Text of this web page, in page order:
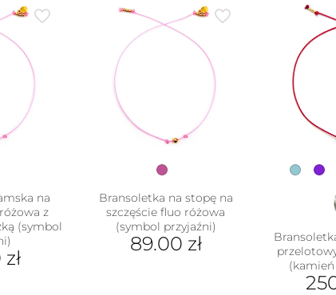
na
z
(symbol
zł
Bransoletka na stopę na
szczęście fluo różowa
(symbol przyjaźni)
89.00 zł